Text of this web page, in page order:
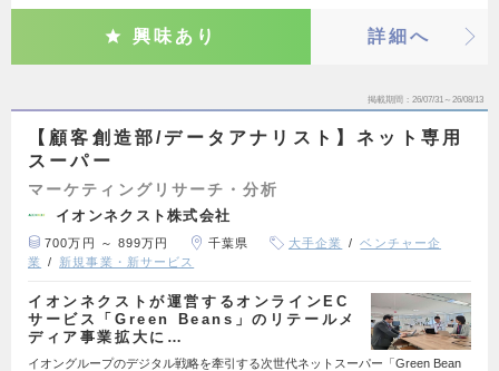
興味あり 詳細へ
掲載期間 26/07/31～26/08/13
【顧客創造部/データアナリスト】ネット専用
スーパー
マーケティングリサーチ・分析
イオンネクスト株式会社
700万円 ～ 899万円 千葉県 大手企業
ベンチャー企
業
新規事業・新サービス
イオンネクストが運営するオンラインEC
サービス「Green Beans」のリテールメ
ディア事業拡大に…
イオングループのデジタル戦略を牽引する次世代ネットスーパー「Green Bean